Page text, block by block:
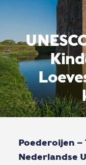
EN
Steun ons
Tickets
Poederoijen –
Nederlandse